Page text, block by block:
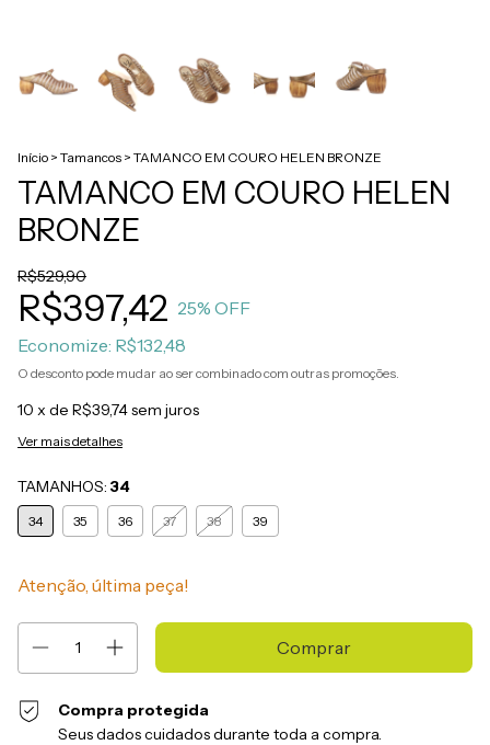
Início > Tamancos > TAMANCO EM COURO HELEN BRONZE
TAMANCO EM COURO HELEN
BRONZE
R$529,90
R$397,42 25% OFF
Economize: R$132,48
O desconto pode mudar ao ser combinado com outras promoções.
10 x de R$39,74sem juros
Ver mais detalhes
TAMANHOS: 34
34 35 36 37 38 39
Atenção, última peça!
Compra protegida
Seus dados cuidados durante toda a compra.